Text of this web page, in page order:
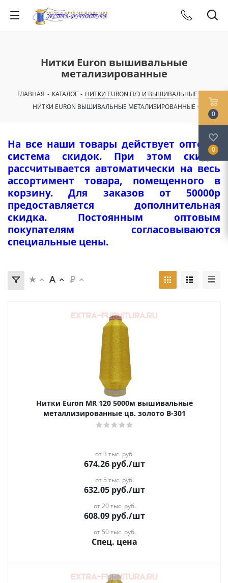
Нитки Euron вышивальные
метализированные
ГЛАВНАЯ - КАТАЛОГ - НИТКИ EURON П/Э И ВЫШИВАЛЬНЫЕ
НИТКИ EURON ВЫШИВАЛЬНЫЕ МЕТАЛИЗИРОВАННЫЕ
На все наши товары действует оптовая
система скидок. При этом скидка
рассчитывается автоматически на весь
ассортимент товара, помещенного в
корзину. Для заказов от 50000р
предоставляется дополнительная
скидка. Постоянным оптовым
покупателям согласовываются
специальные цены.
Нитки Euron MR 120 5000м вышивальные
металлизированные цв. золото B-301
от 3 тыс. руб.
674.26 руб./шт
от 5 тыс. руб.
632.05 руб./шт
от 20 тыс. руб.
608.09 руб./шт
от 50 тыс. руб.
Спец. цена
0
0